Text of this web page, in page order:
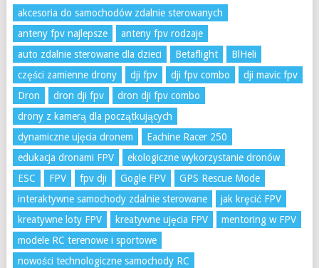
akcesoria do samochodów zdalnie sterowanych
anteny fpv najlepsze
anteny fpv rodzaje
auto zdalnie sterowane dla dzieci
Betaflight
BlHeli
części zamienne drony
dji fpv dji fpv combo
dji mavic fpv
Dron
dron dji fpv
dron dji fpv combo
drony z kamerą dla początkujących
dynamiczne ujęcia dronem
Eachine Racer 250
edukacja dronami FPV
ekologiczne wykorzystanie dronów
ESC
FPV fpv dji Gogle FPV
GPS Rescue Mode
interaktywne samochody zdalnie sterowane
jak kręcić FPV
kreatywne loty FPV
kreatywne ujęcia FPV
mentoring w FPV
modele RC terenowe i sportowe
nowości technologiczne samochody RC